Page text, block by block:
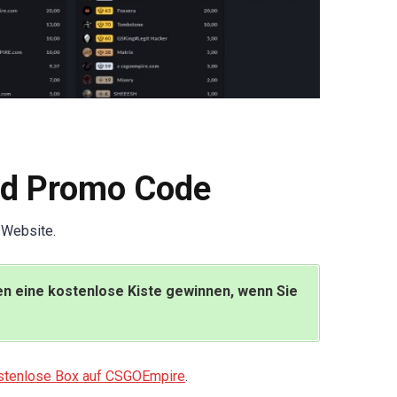
Promo Code
eine kostenlose Kiste gewinnen, wenn Sie
Box auf CSGOEmpire.